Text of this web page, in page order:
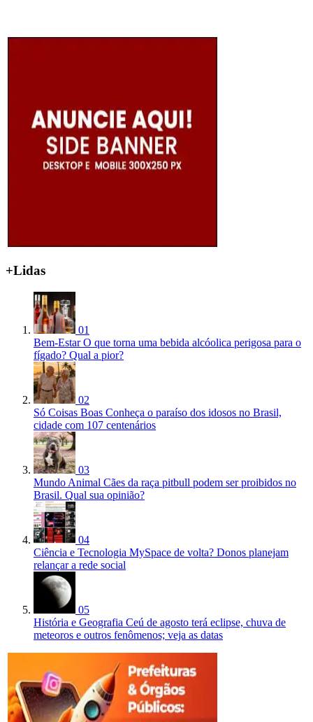
+Lidas
01
Bem-Estar O que torna uma bebida alcóolica perigosa para o
fígado? Qual a pior?
02
Só Coisas Boas Conheça o paraíso dos idosos no Brasil,
cidade com 107 centenários
03
Mundo Animal Cães da raça pitbull podem ser proibidos no
Brasil. Qual sua opinião?
04
Ciência e Tecnologia MySpace de volta? Donos planejam
relançar a rede social
05
História e Geografia Ceú de agosto terá eclipse, chuva de
meteoros e outros fenômenos; veja as datas